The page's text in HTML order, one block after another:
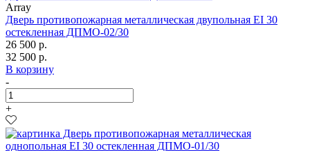
Array
Дверь противопожарная металлическая двупольная EI 30
остекленная ДПМО-02/30
26 500 р.
32 500 р.
В корзину
-
+